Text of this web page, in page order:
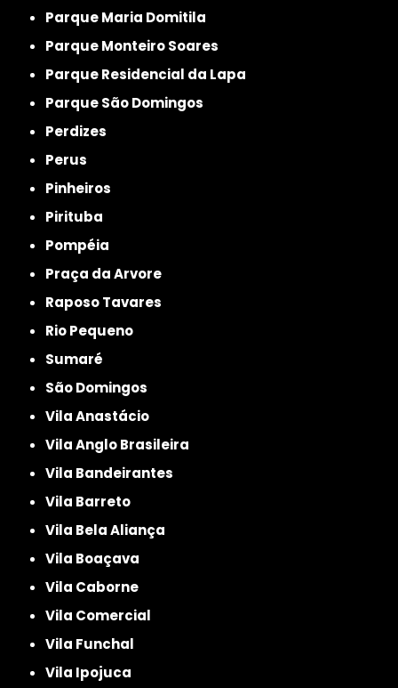
Parque Maria Domitila
Parque Monteiro Soares
Parque Residencial da Lapa
Parque São Domingos
Perdizes
Perus
Pinheiros
Pirituba
Pompéia
Praça da Arvore
Raposo Tavares
Rio Pequeno
Sumaré
São Domingos
Vila Anastácio
Vila Anglo Brasileira
Vila Bandeirantes
Vila Barreto
Vila Bela Aliança
Vila Boaçava
Vila Caborne
Vila Comercial
Vila Funchal
Vila Ipojuca